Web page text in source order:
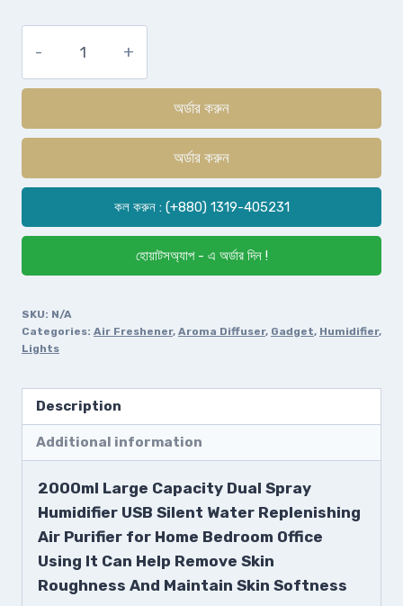
অর্ডার করুন
অর্ডার করুন
কল করুন : (+880) 1319-405231
হোয়াটসঅ্যাপ - এ অর্ডার দিন !
SKU: N/A
Categories: Air Freshener, Aroma Diffuser, Gadget, Humidifier,
Lights
Description
Additional information
2000ml Large Capacity Dual Spray
Humidifier USB Silent Water Replenishing
Air Purifier for Home Bedroom Office
Using It Can Help Remove Skin
Roughness And Maintain Skin Softness